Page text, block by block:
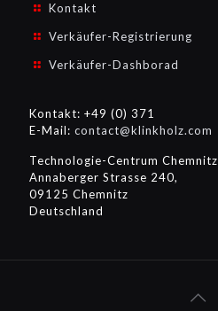
Kontakt
Verkäufer-Registrierung
Verkäufer-Dashborad
Kontakt: +49 (0) 371
E-Mail: contact@klinkholz.com
Technologie-Centrum Chemnitz
Annaberger Strasse 240,
09125 Chemnitz
Deutschland